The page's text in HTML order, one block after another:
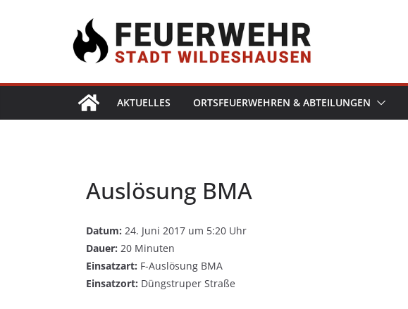
AKTUELLES ORTSFEUERWEHREN & ABTEILUNGEN
Auslösung BMA
Datum: 24. Juni 2017 um 5:20 Uhr
Dauer: 20 Minuten
Einsatzart: F-Auslösung BMA
Einsatzort: Düngstruper Straße